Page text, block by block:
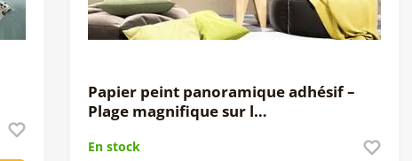
Papier peint panoramique adhésif –
Plage magnifique sur l…
En stock